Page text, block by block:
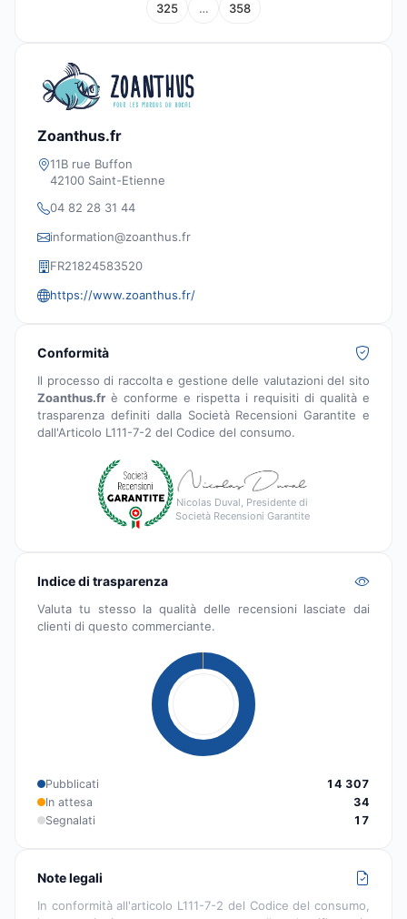
325 … 358
Zoanthus.fr
11B rue Buffon
42100 Saint-Etienne
04 82 28 31 44
information@zoanthus.fr
FR21824583520
https://www.zoanthus.fr/
Conformità
Il processo di raccolta e gestione delle valutazioni del sito
Zoanthus.fr è conforme e rispetta i requisiti di qualità e
trasparenza definiti dalla Società Recensioni Garantite e
dall'Articolo L111-7-2 del Codice del consumo.
Nicolas Duval, Presidente di
Società Recensioni Garantite
Indice di trasparenza
Valuta tu stesso la qualità delle recensioni lasciate dai
clienti di questo commerciante.
Pubblicati
14 307
In attesa
34
Segnalati
17
Note legali
In conformità all'articolo L111-7-2 del Codice del consumo,